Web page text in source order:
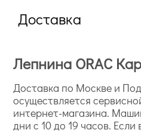
Доставка
Лепнина ORAC
Доставка по Москве и
осуществляется
интернет-магазина.
дни с 10 до 19 часов.